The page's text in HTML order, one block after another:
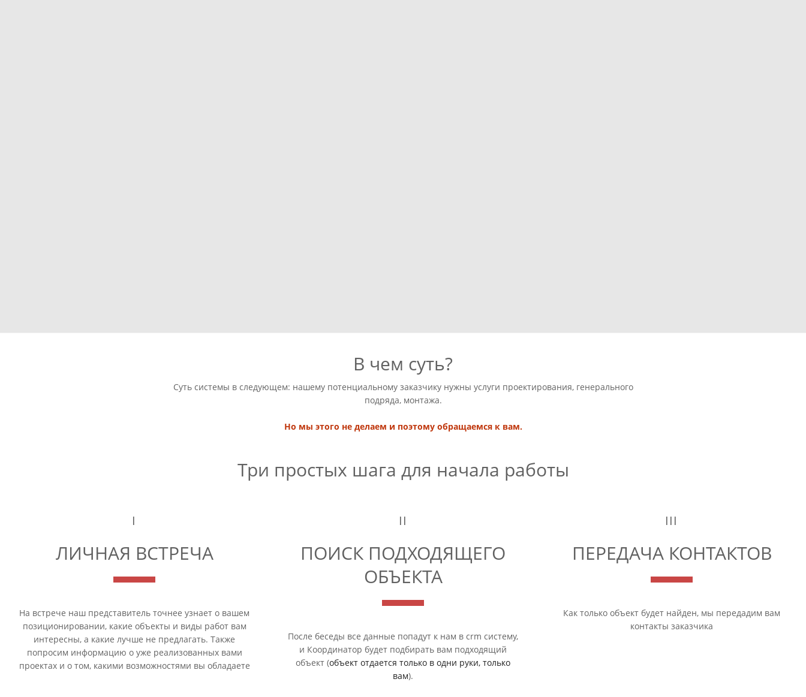
В чем суть?
Суть системы в следующем: нашему потенциальному заказчику нужны услуги проектирования, генерального
подряда, монтажа.
Но мы этого не делаем и поэтому обращаемся к вам.
Три простых шага для начала работы
I
ЛИЧНАЯ ВСТРЕЧА
На встрече наш представитель точнее узнает о вашем
позиционировании, какие объекты и виды работ вам
интересны, а какие лучше не предлагать. Также
попросим информацию о уже реализованных вами
проектах и о том, какими возможностями вы обладаете
II
ПОИСК ПОДХОДЯЩЕГО
ОБЪЕКТА
После беседы все данные попадут к нам в crm систему,
и Координатор будет подбирать вам подходящий
объект (объект отдается только в одни руки, только
вам).
III
ПЕРЕДАЧА КОНТАКТОВ
Как только объект будет найден, мы передадим вам
контакты заказчика